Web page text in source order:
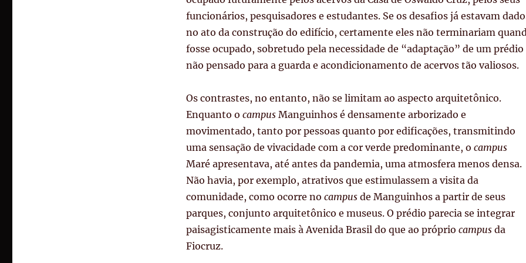
funcionários, pesquisadores e estudantes. Se os desafios já estavam
no ato da construção do edifício, certamente eles não terminariam
fosse ocupado, sobretudo pela necessidade de “adaptação” de um prédio
não pensado para a guarda e acondicionamento de acervos tão valiosos.
Os contrastes, no entanto, não se limitam ao aspecto arquitetônico.
Enquanto o campusManguinhos é densamente arborizado e
movimentado, tanto por pessoas quanto por edificações, transmitindo
uma sensação de vivacidade com a cor verde predominante, o campus
Maré apresentava, até antes da pandemia, uma atmosfera menos densa.
Não havia, por exemplo, atrativos que estimulassem a visita da
comunidade, como ocorre no campusde Manguinhos a partir de seus
parques, conjunto arquitetônico e museus. O prédio parecia se integrar
paisagisticamente mais à Avenida Brasil do que ao próprio campusda
Fiocruz.